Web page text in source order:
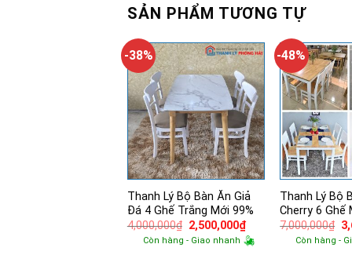
SẢN PHẨM TƯƠNG TỰ
-38%
Thanh Lý Bộ Bàn Ăn Giả
Đá 4 Ghế Trắng Mới 99%
4,000,000₫ Giá
gốc
là:
2,500,000₫Giá
hiện
tại
Còn hàng - Giao nhanh
-48%
Thanh Lý Bộ
Cherry 6 Ghế
7,000,000₫
là:
Còn hàng -